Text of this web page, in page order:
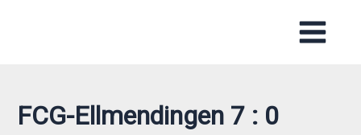
FCG-Ellmendingen 7 : 0